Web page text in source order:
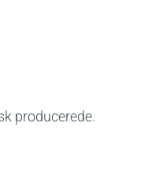
producerede.